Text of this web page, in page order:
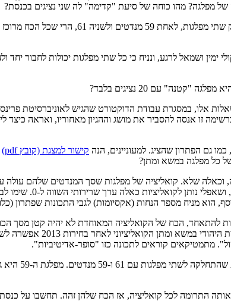
מפלגה? מהו כוחה של סיעת "קדימה" לה שני נציגים בכנסת?
בכנסת שלנו, למפלגה בת 59 מנדטים אמור להיות כח
שלכל אחת מהן 40 מנדטים? אם נתעלם משיקולי ימין ושמאל לרגע, ונניח כי כל שתי
ב-1953, הציע פתרון לשאלות אלו, במסגרת עבודת הדוקטורט שהגיש
המתמטי הידוע בשם "תורת המשחקים" זיכו אותו בפרס נובל לכלכלה בשנת 2012. ברשימה זו אנסה
קישור למצגת (קובץ pdf)
השווה ל-1. קואליציה
הוא מניח מספר הנחות (אקסיומות) לגבי התכונות שפתרון
להתאחד, הכח של הקואליציה המאוחדת לא יהיה קטן מסך
שתי מפלגות שיתאחדו יוכלו
מתמטיקאים קוראים לתכונה כזו "סופר-אדיטיביות".